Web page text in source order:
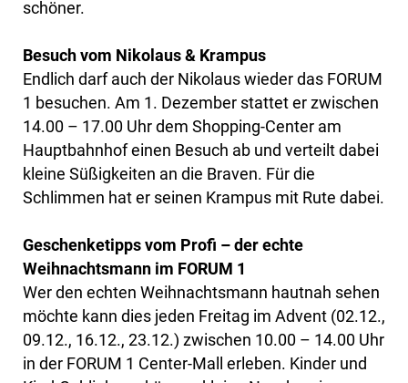
schöner.
Besuch vom Nikolaus & Krampus
Endlich darf auch der Nikolaus wieder das FORUM
1 besuchen. Am 1. Dezember stattet er zwischen
14.00 – 17.00 Uhr dem Shopping-Center am
Hauptbahnhof einen Besuch ab und verteilt dabei
kleine Süßigkeiten an die Braven. Für die
Schlimmen hat er seinen Krampus mit Rute dabei.
Geschenketipps vom Profi – der echte
Weihnachtsmann im FORUM 1
Wer den echten Weihnachtsmann hautnah sehen
möchte kann dies jeden Freitag im Advent (02.12.,
09.12., 16.12., 23.12.) zwischen 10.00 – 14.00 Uhr
in der FORUM 1 Center-Mall erleben. Kinder und